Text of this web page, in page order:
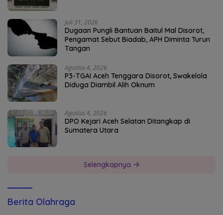
Juli 31, 2026
Dugaan Pungli Bantuan Baitul Mal Disorot,
Pengamat Sebut Biadab, APH Diminta Turun
Tangan
Agustus 4, 2026
P3-TGAI Aceh Tenggara Disorot, Swakelola
Diduga Diambil Alih Oknum
Agustus 4, 2026
DPO Kejari Aceh Selatan Ditangkap di
Sumatera Utara
Selengkapnya
Berita Olahraga